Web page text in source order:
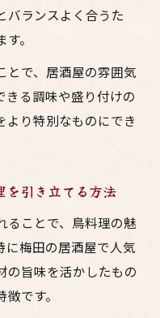
バランスよく合うた
。
とで、居酒屋の雰囲気
きる調味や盛り付けの
より特別なものにでき
を引き立てる方法
ることで、鳥料理の魅
に梅田の居酒屋で人気
の旨味を活かしたもの
です。